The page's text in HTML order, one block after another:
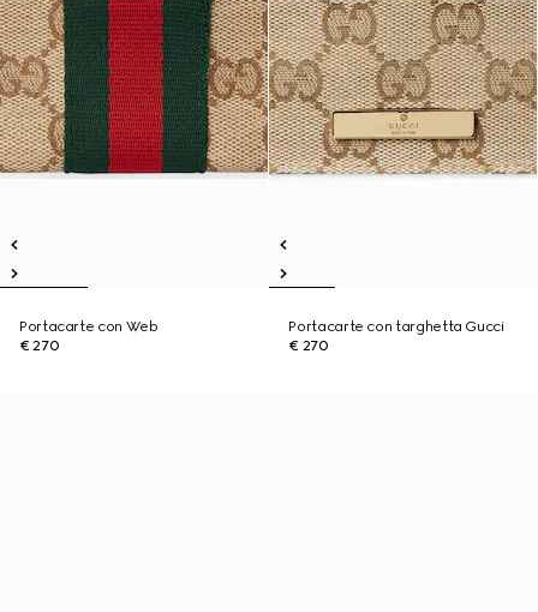
Portacarte con Web
€ 270
Portacarte con targhetta Gucci
€ 270